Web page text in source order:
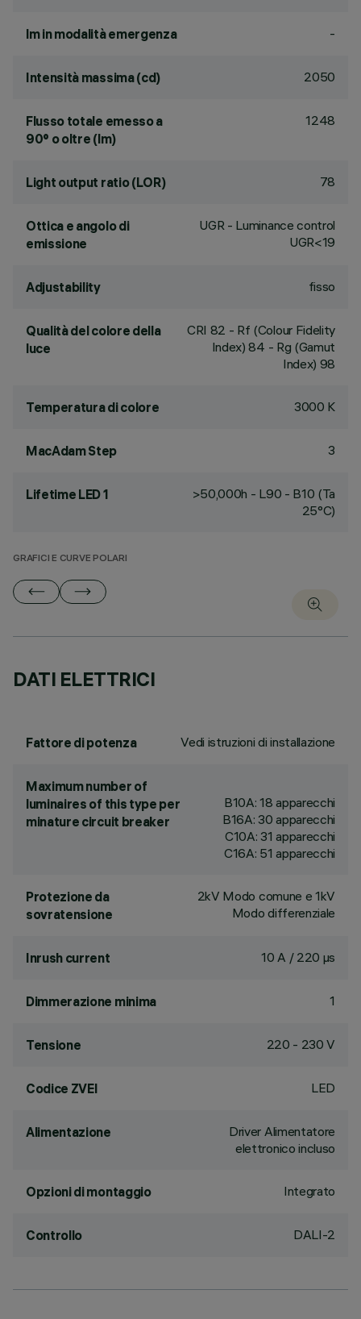
lm in modalità emergenza -
Intensità massima (cd) 2050
Flusso totale emesso a
90° o oltre (lm)
1248
Light output ratio (LOR) 78
Ottica e angolo di
emissione
UGR - Luminance control
UGR<19
Adjustability fisso
Qualità del colore della
luce
CRI 82 - Rf (Colour Fidelity
Index) 84 - Rg (Gamut
Index) 98
Temperatura di colore 3000 K
MacAdam Step 3
Lifetime LED 1
>50,000h - L90 - B10 (Ta
25°C)
GRAFICI E CURVE POLARI
DATI ELETTRICI
Fattore di potenza Vedi istruzioni di installazione
Maximum number of
luminaires of this type per
minature circuit breaker
B10A: 18 apparecchi
B16A: 30 apparecchi
C10A: 31 apparecchi
C16A: 51 apparecchi
Protezione da
sovratensione
2kV Modo comune e 1kV
Modo differenziale
Inrush current 10 A / 220 µs
Dimmerazione minima 1
Tensione 220 - 230 V
Codice ZVEI LED
Alimentazione
Driver Alimentatore
elettronico incluso
Opzioni di montaggio Integrato
Controllo DALI-2